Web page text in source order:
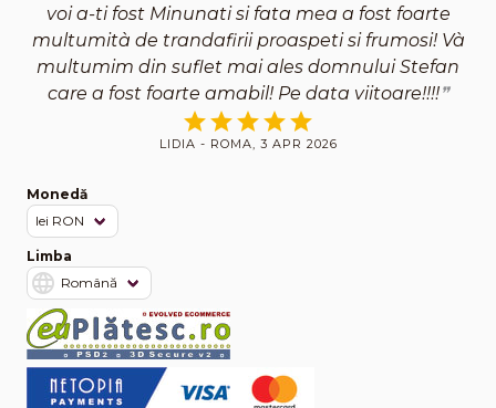
voi a-ti fost Minunati si fata mea a fost foarte
multumità de trandafirii proaspeti si frumosi! Và
multumim din suflet mai ales domnului Stefan
care a fost foarte amabil! Pe data viitoare!!!!
LIDIA - ROMA, 3 APR 2026
Monedă
Limba